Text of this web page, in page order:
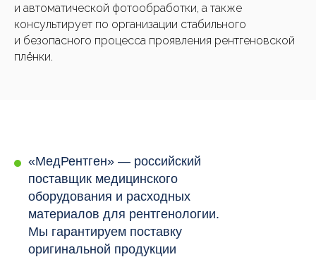
и автоматической фотообработки, а также
консультирует по организации стабильного
и безопасного процесса проявления рентгеновской
плёнки.
«МедРентген» — российский
поставщик медицинского
оборудования и расходных
материалов для рентгенологии.
Мы гарантируем поставку
оригинальной продукции